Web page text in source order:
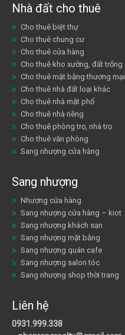
Nhà đất cho thuê
Cho thuê biệt thự
Cho thuê chung cư
Cho thuê cửa hàng
Cho thuê kho xưởng, đất trống
Cho thuê mặt bằng thương mại
Cho thuê nhà đất loại khác
Cho thuê nhà mặt phố
Cho thuê nhà riêng
Cho thuê phòng trọ, nhà trọ
Cho thuê văn phòng
Sang nhượng cửa hàng
Sang nhượng
Nhượng cửa hàng
Sang nhượng cửa hàng – kiot
Sang nhượng khách sạn
Sang nhượng mặt bằng
Sang nhượng quán cafe
Sang nhượng salon tóc
Sang nhượng shop thời trang
Liên hệ
0931.999.338